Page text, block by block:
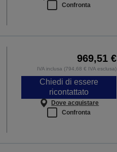
Confronta
969,51 €
IVA inclusa (794,68 € IVA esclusa)
Chiedi di essere
ricontattato
Dove acquistare
Confronta